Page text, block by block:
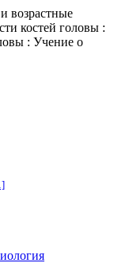
возрастные
костей головы :
: Учение о